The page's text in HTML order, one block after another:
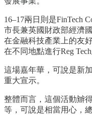
16–17兩日則是FinTech
市長兼英國財政部經濟
在金融科技產業上的友
在不同地點進行Reg
這場嘉年華，可說是新
重大宣示。
整體而言，這個活動辧
等，可說是相當用心，